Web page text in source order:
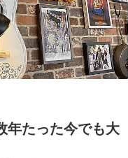
年たった今でも大